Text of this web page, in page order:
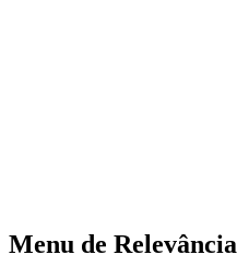
Menu de Relevância